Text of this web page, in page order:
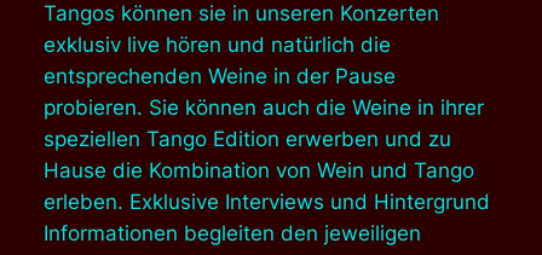
Tangos können sie in unseren Konzerten
exklusiv live hören und natürlich die
entsprechenden Weine in der Pause
probieren. Sie können auch die Weine in ihrer
speziellen Tango Edition erwerben und zu
Hause die Kombination von Wein und Tango
erleben. Exklusive Interviews und Hintergrund
Informationen begleiten den jeweiligen